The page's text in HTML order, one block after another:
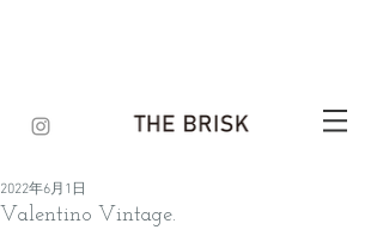
Valentino Vintage.
2022年6月1日